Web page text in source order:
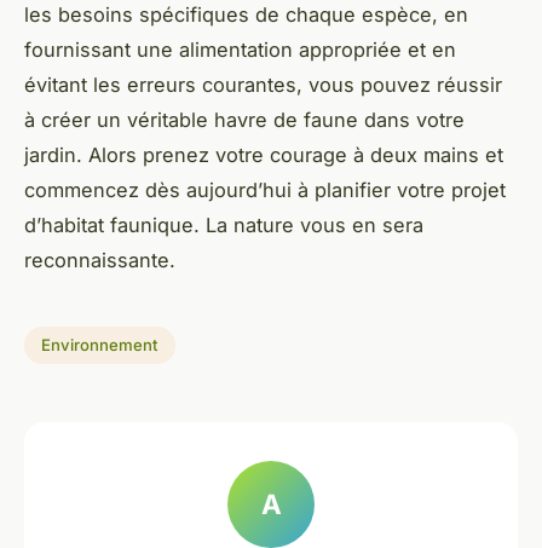
les besoins spécifiques de chaque espèce, en
fournissant une alimentation appropriée et en
évitant les erreurs courantes, vous pouvez réussir
à créer un véritable havre de faune dans votre
jardin. Alors prenez votre courage à deux mains et
commencez dès aujourd’hui à planifier votre projet
d’habitat faunique. La nature vous en sera
reconnaissante.
Environnement
A